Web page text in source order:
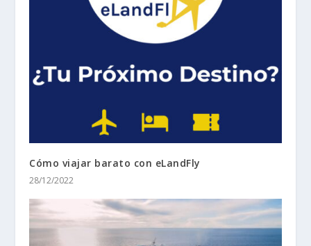
Cómo viajar barato con eLandFly
28/12/2022